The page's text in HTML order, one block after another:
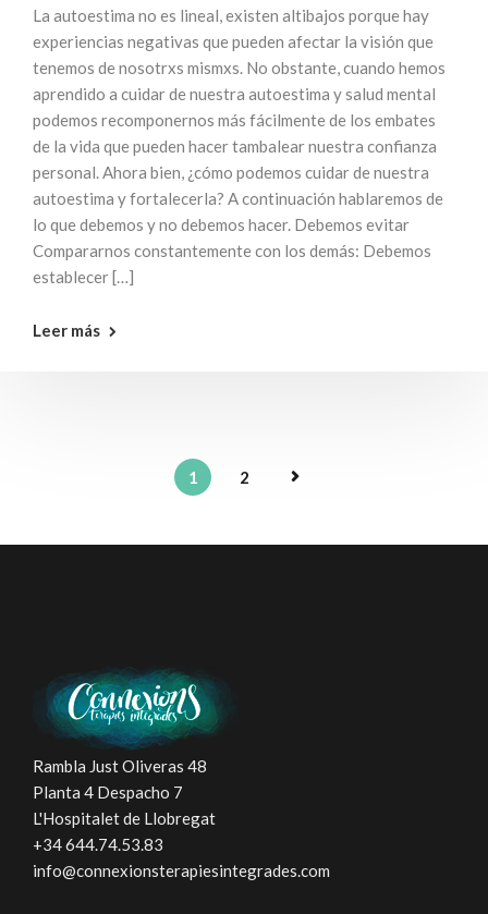
La autoestima no es lineal, existen altibajos porque hay
experiencias negativas que pueden afectar la visión que
tenemos de nosotrxs mismxs. No obstante, cuando hemos
aprendido a cuidar de nuestra autoestima y salud mental
podemos recomponernos más fácilmente de los embates
de la vida que pueden hacer tambalear nuestra confianza
personal. Ahora bien, ¿cómo podemos cuidar de nuestra
autoestima y fortalecerla? A continuación hablaremos de
lo que debemos y no debemos hacer. Debemos evitar
Compararnos constantemente con los demás: Debemos
establecer […]
Leer más
1 2
Rambla Just Oliveras 48
Planta 4 Despacho 7
L'Hospitalet de Llobregat
+34 644.74.53.83
info@connexionsterapiesintegrades.com